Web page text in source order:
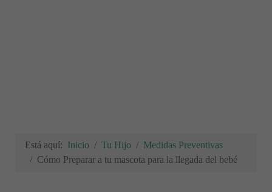
Está aquí: Inicio Tu Hijo
Medidas Preventivas
Cómo Preparar a tu mascota para la llegada del bebé